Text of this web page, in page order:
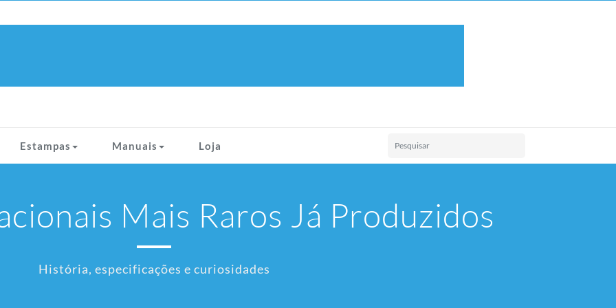
Estampas Manuais Loja
Mais Raros Já Produzidos
História, especificações e curiosidades